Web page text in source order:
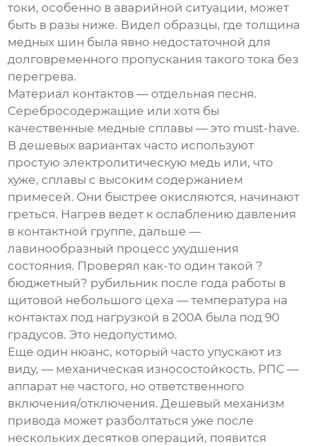
токи, особенно в аварийной ситуации, может
быть в разы ниже. Видел образцы, где толщина
медных шин была явно недостаточной для
долговременного пропускания такого тока без
перегрева.
Материал контактов — отдельная песня.
Серебросодержащие или хотя бы
качественные медные сплавы — это must-have.
В дешевых вариантах часто используют
простую электролитическую медь или, что
хуже, сплавы с высоким содержанием
примесей. Они быстрее окисляются, начинают
греться. Нагрев ведет к ослаблению давления
в контактной группе, дальше —
лавинообразный процесс ухудшения
состояния. Проверял как-то один такой ?
бюджетный? рубильник после года работы в
щитовой небольшого цеха — температура на
контактах под нагрузкой в 200А была под 90
градусов. Это недопустимо.
Еще один нюанс, который часто упускают из
виду, — механическая износостойкость. РПС —
аппарат не частого, но ответственного
включения/отключения. Дешевый механизм
привода может разболтаться уже после
нескольких десятков операций, появится